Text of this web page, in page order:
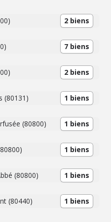
2 biens
7 biens
2 biens
(80131) 1 biens
(80800) 1 biens
1 biens
(80800) 1 biens
(80440) 1 biens